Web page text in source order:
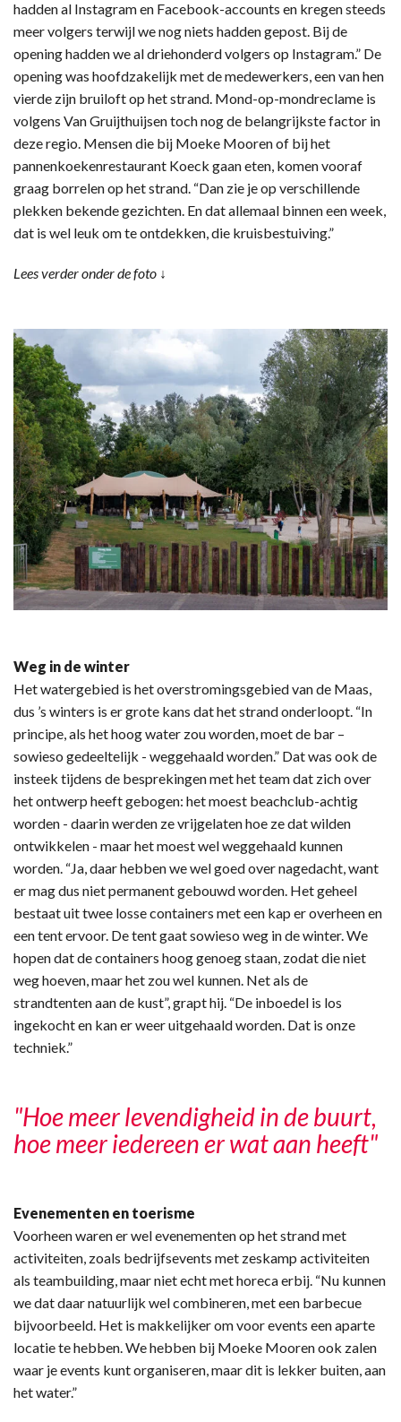
hadden al Instagram en Facebook-accounts en kregen steeds
meer volgers terwijl we nog niets hadden gepost. Bij de
opening hadden we al driehonderd volgers op Instagram.” De
opening was hoofdzakelijk met de medewerkers, een van hen
vierde zijn bruiloft op het strand. Mond-op-mondreclame is
volgens Van Gruijthuijsen toch nog de belangrijkste factor in
deze regio. Mensen die bij Moeke Mooren of bij het
pannenkoekenrestaurant Koeck gaan eten, komen vooraf
graag borrelen op het strand. “Dan zie je op verschillende
plekken bekende gezichten. En dat allemaal binnen een week,
dat is wel leuk om te ontdekken, die kruisbestuiving.”
Lees verder onder de foto ↓
Weg in de winter
Het watergebied is het overstromingsgebied van de Maas,
dus ’s winters is er grote kans dat het strand onderloopt. “In
principe, als het hoog water zou worden, moet de bar –
sowieso gedeeltelijk - weggehaald worden.” Dat was ook de
insteek tijdens de besprekingen met het team dat zich over
het ontwerp heeft gebogen: het moest beachclub-achtig
worden - daarin werden ze vrijgelaten hoe ze dat wilden
ontwikkelen - maar het moest wel weggehaald kunnen
worden. “Ja, daar hebben we wel goed over nagedacht, want
er mag dus niet permanent gebouwd worden. Het geheel
bestaat uit twee losse containers met een kap er overheen en
een tent ervoor. De tent gaat sowieso weg in de winter. We
hopen dat de containers hoog genoeg staan, zodat die niet
weg hoeven, maar het zou wel kunnen. Net als de
strandtenten aan de kust”, grapt hij. “De inboedel is los
ingekocht en kan er weer uitgehaald worden. Dat is onze
techniek.”
"Hoe meer levendigheid in de buurt,
hoe meer iedereen er wat aan heeft"
Evenementen en toerisme
Voorheen waren er wel evenementen op het strand met
activiteiten, zoals bedrijfsevents met zeskamp activiteiten
als teambuilding, maar niet echt met horeca erbij. “Nu kunnen
we dat daar natuurlijk wel combineren, met een barbecue
bijvoorbeeld. Het is makkelijker om voor events een aparte
locatie te hebben. We hebben bij Moeke Mooren ook zalen
waar je events kunt organiseren, maar dit is lekker buiten, aan
het water.”